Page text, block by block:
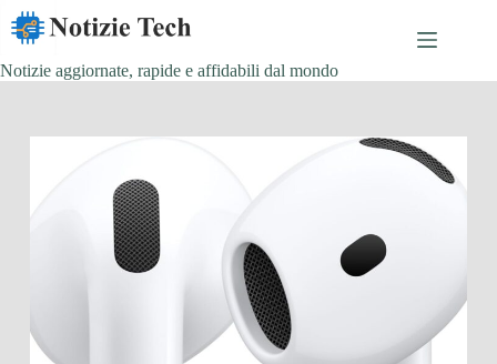
Salta
contenuto
Notizie aggiornate, rapide e affidabili dal mondo